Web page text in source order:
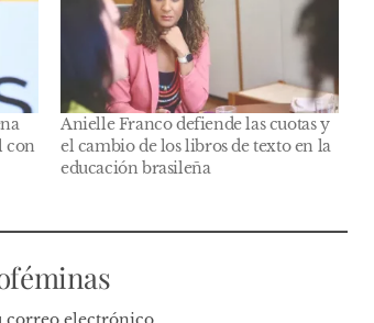
con
Anielle Franco defiende las cuotas y
el cambio de los libros de texto en la
educación brasileña